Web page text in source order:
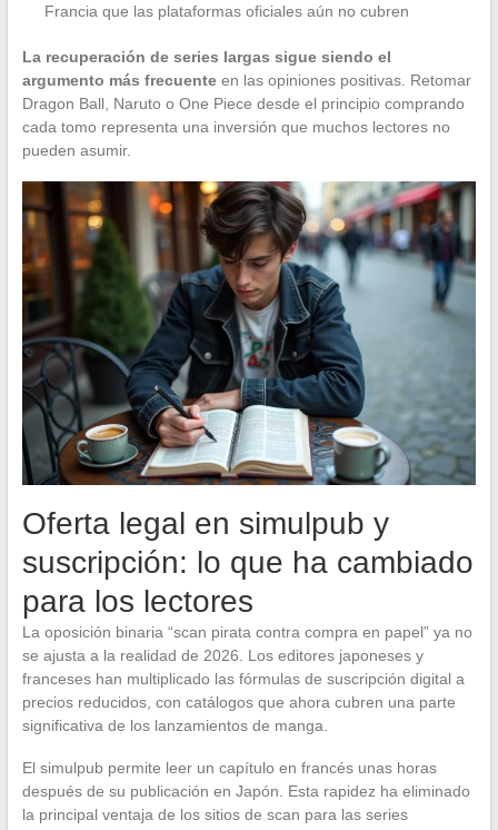
Francia que las plataformas oficiales aún no cubren
La recuperación de series largas sigue siendo el
argumento más frecuenteen las opiniones positivas. Retomar
Dragon Ball, Naruto o One Piece desde el principio comprando
cada tomo representa una inversión que muchos lectores no
pueden asumir.
Oferta legal en simulpub y
suscripción: lo que ha cambiado
para los lectores
La oposición binaria “scan pirata contra compra en papel” ya no
se ajusta a la realidad de 2026. Los editores japoneses y
franceses han multiplicado las fórmulas de suscripción digital a
precios reducidos, con catálogos que ahora cubren una parte
significativa de los lanzamientos de manga.
El simulpub permite leer un capítulo en francés unas horas
después de su publicación en Japón. Esta rapidez ha eliminado
la principal ventaja de los sitios de scan para las series